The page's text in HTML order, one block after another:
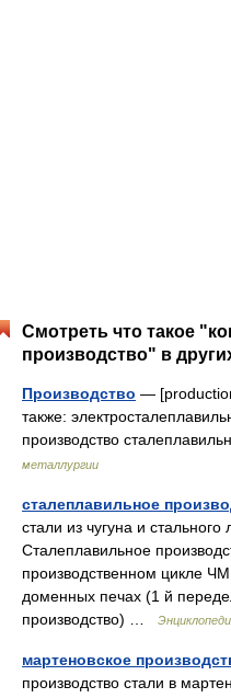
Смотреть что такое
производство" в
Производство —
также:
производство
металлургии
сталеплавильное
стали из чугуна и
Сталеплавильное
производственном цикле
доменных печах (1 й
производство) …
мартеновское
производство стали в